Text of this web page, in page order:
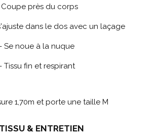
Coupe près du corps
dans le dos avec un laçage
- Se noue à la nuque
- Tissu fin et respirant
1,70m et porte une taille M
TISSU & ENTRETIEN